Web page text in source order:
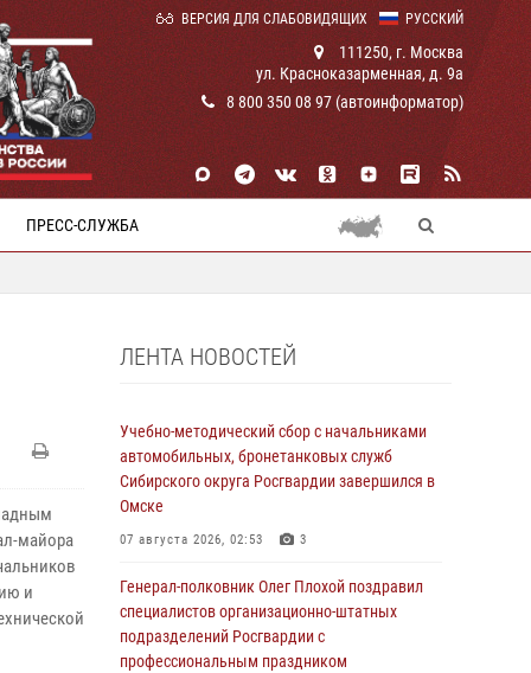
РУССКИЙ
ВЕРСИЯ ДЛЯ СЛАБОВИДЯЩИХ
111250, г. Москва
ул. Красноказарменная, д. 9а
8 800 350 08 97 (автоинформатор)
ПРЕСС-СЛУЖБА
майора
и
ЛЕНТА НОВОСТЕЙ
Учебно-методический сбор с начальниками
автомобильных, бронетанковых служб
Сибирского округа Росгвардии завершился в
Омске
07 августа 2026, 02:53 3
Генерал-полковник Олег Плохой поздравил
специалистов организационно-штатных
подразделений Росгвардии с
профессиональным праздником